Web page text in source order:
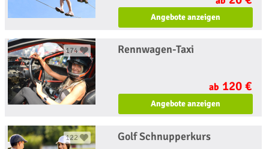
Angebote anzeigen
174 Rennwagen-Taxi
ab 120 €
Angebote anzeigen
122 Golf Schnupperkurs